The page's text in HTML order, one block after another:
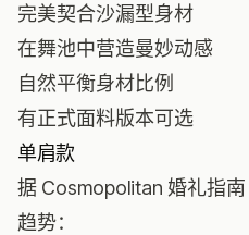
完美契合沙漏型身材
在舞池中营造曼妙动感
自然平衡身材比例
有正式面料版本可选
单肩款
据 Cosmopolitan 婚礼指南
趋势：